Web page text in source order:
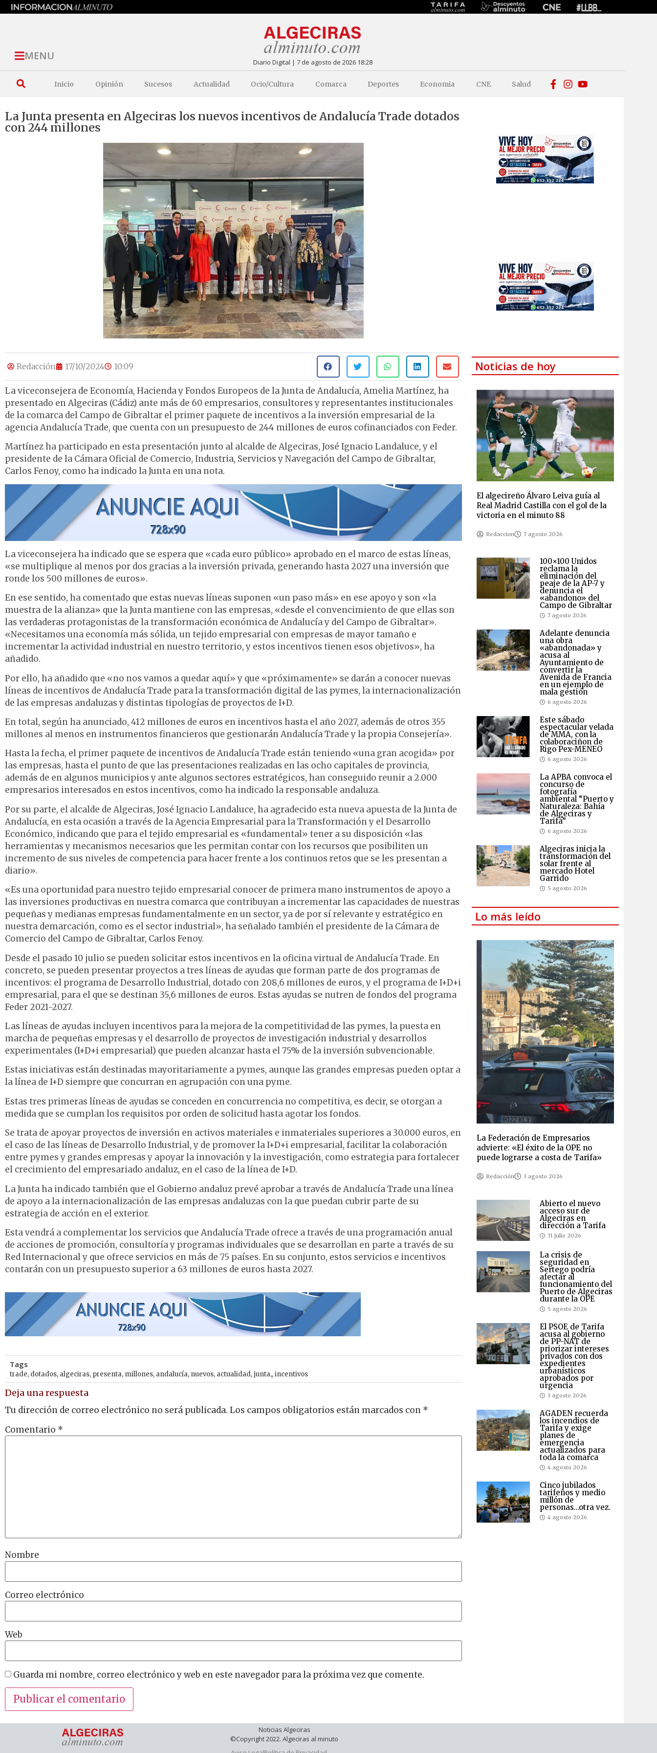
MENU Diario Digital | 7 de agosto de 2026 18:28
Inicio Opinión Sucesos Actualidad Ocio/Cultura Comarca Deportes Economia CNE Salud
La Junta presenta en Algeciras los nuevos incentivos de Andalucía Trade dotados
con 244 millones
Redacción 17/10/2024 10:09
La viceconsejera de Economía, Hacienda y Fondos Europeos de la Junta de Andalucía, Amelia Martínez, ha
presentado en Algeciras (Cádiz) ante más de 60 empresarios, consultores y representantes institucionales
de la comarca del Campo de Gibraltar el primer paquete de incentivos a la inversión empresarial de la
agencia Andalucía Trade, que cuenta con un presupuesto de 244 millones de euros cofinanciados con Feder.
Martínez ha participado en esta presentación junto al alcalde de Algeciras, José Ignacio Landaluce, y el
presidente de la Cámara Oficial de Comercio, Industria, Servicios y Navegación del Campo de Gibraltar,
Carlos Fenoy, como ha indicado la Junta en una nota.
La viceconsejera ha indicado que se espera que «cada euro público» aprobado en el marco de estas líneas,
«se multiplique al menos por dos gracias a la inversión privada, generando hasta 2027 una inversión que
ronde los 500 millones de euros».
En ese sentido, ha comentado que estas nuevas líneas suponen «un paso más» en ese apoyo y son «la
muestra de la alianza» que la Junta mantiene con las empresas, «desde el convencimiento de que ellas son
las verdaderas protagonistas de la transformación económica de Andalucía y del Campo de Gibraltar».
«Necesitamos una economía más sólida, un tejido empresarial con empresas de mayor tamaño e
incrementar la actividad industrial en nuestro territorio, y estos incentivos tienen esos objetivos», ha
añadido.
Por ello, ha añadido que «no nos vamos a quedar aquí» y que «próximamente» se darán a conocer nuevas
líneas de incentivos de Andalucía Trade para la transformación digital de las pymes, la internacionalización
de las empresas andaluzas y distintas tipologías de proyectos de I+D.
En total, según ha anunciado, 412 millones de euros en incentivos hasta el año 2027, además de otros 355
millones al menos en instrumentos financieros que gestionarán Andalucía Trade y la propia Consejería».
Hasta la fecha, el primer paquete de incentivos de Andalucía Trade están teniendo «una gran acogida» por
las empresas, hasta el punto de que las presentaciones realizadas en las ocho capitales de provincia,
además de en algunos municipios y ante algunos sectores estratégicos, han conseguido reunir a 2.000
empresarios interesados en estos incentivos, como ha indicado la responsable andaluza.
Por su parte, el alcalde de Algeciras, José Ignacio Landaluce, ha agradecido esta nueva apuesta de la Junta de
Andalucía, en esta ocasión a través de la Agencia Empresarial para la Transformación y el Desarrollo
Económico, indicando que para el tejido empresarial es «fundamental» tener a su disposición «las
herramientas y mecanismos necesarios que les permitan contar con los recursos que posibiliten un
incremento de sus niveles de competencia para hacer frente a los continuos retos que se les presentan a
diario».
«Es una oportunidad para nuestro tejido empresarial conocer de primera mano instrumentos de apoyo a
las inversiones productivas en nuestra comarca que contribuyan a incrementar las capacidades de nuestras
pequeñas y medianas empresas fundamentalmente en un sector, ya de por sí relevante y estratégico en
nuestra demarcación, como es el sector industrial», ha señalado también el presidente de la Cámara de
Comercio del Campo de Gibraltar, Carlos Fenoy.
Desde el pasado 10 julio se pueden solicitar estos incentivos en la oficina virtual de Andalucía Trade. En
concreto, se pueden presentar proyectos a tres líneas de ayudas que forman parte de dos programas de
incentivos: el programa de Desarrollo Industrial, dotado con 208,6 millones de euros, y el programa de I+D+i
empresarial, para el que se destinan 35,6 millones de euros. Estas ayudas se nutren de fondos del programa
Feder 2021-2027.
Las líneas de ayudas incluyen incentivos para la mejora de la competitividad de las pymes, la puesta en
marcha de pequeñas empresas y el desarrollo de proyectos de investigación industrial y desarrollos
experimentales (I+D+i empresarial) que pueden alcanzar hasta el 75% de la inversión subvencionable.
Estas iniciativas están destinadas mayoritariamente a pymes, aunque las grandes empresas pueden optar a
la línea de I+D siempre que concurran en agrupación con una pyme.
Estas tres primeras líneas de ayudas se conceden en concurrencia no competitiva, es decir, se otorgan a
medida que se cumplan los requisitos por orden de solicitud hasta agotar los fondos.
Se trata de apoyar proyectos de inversión en activos materiales e inmateriales superiores a 30.000 euros, en
el caso de las líneas de Desarrollo Industrial, y de promover la I+D+i empresarial, facilitar la colaboración
entre pymes y grandes empresas y apoyar la innovación y la investigación, como estrategia para fortalecer
el crecimiento del empresariado andaluz, en el caso de la línea de I+D.
La Junta ha indicado también que el Gobierno andaluz prevé aprobar a través de Andalucía Trade una línea
de apoyo a la internacionalización de las empresas andaluzas con la que puedan cubrir parte de su
estrategia de acción en el exterior.
Esta vendrá a complementar los servicios que Andalucía Trade ofrece a través de una programación anual
de acciones de promoción, consultoría y programas individuales que se desarrollan en parte a través de su
Red Internacional y que ofrece servicios en más de 75 países. En su conjunto, estos servicios e incentivos
contarán con un presupuesto superior a 63 millones de euros hasta 2027.
Tags
trade, dotados, algeciras, presenta, millones, andalucía, nuevos, actualidad,junta,,incentivos
Deja una respuesta
Tu dirección de correo electrónico no será publicada. Los campos obligatorios están marcados con *
Comentario *
Nombre
Correo electrónico
Web
Guarda mi nombre, correo electrónico y web en este navegador para la próxima vez que comente.
Noticias de hoy
El algecireño Álvaro Leiva guía al
Real Madrid Castilla con el gol de la
victoria en el minuto 88
Redaccion 7 agosto 2026
100×100 Unidos
reclama la
eliminación del
peaje de la AP-7 y
denuncia el
«abandono» del
Campo de Gibraltar
7 agosto 2026
Adelante denuncia
una obra
«abandonada» y
acusa al
Ayuntamiento de
convertir la
Avenida de Francia
en un ejemplo de
mala gestión
6 agosto 2026
Este sábado
espectacular velada
de MMA, con la
colaboraciñon de
Rigo Pex-MENEO
6 agosto 2026
La APBA convoca el
concurso de
fotografía
ambiental “Puerto y
Naturaleza: Bahía
de Algeciras y
Tarifa”
6 agosto 2026
Algeciras inicia la
transformación del
solar frente al
mercado Hotel
Garrido
5 agosto 2026
Lo más leído
La Federación de Empresarios
advierte: «El éxito de la OPE no
puede lograrse a costa de Tarifa»
Redacción 3 agosto 2026
Abierto el nuevo
acceso sur de
Algeciras en
dirección a Tarifa
31 julio 2026
La crisis de
seguridad en
Sertego podría
afectar al
funcionamiento del
Puerto de Algeciras
durante la OPE
5 agosto 2026
El PSOE de Tarifa
acusa al gobierno
de PP-NAT de
priorizar intereses
privados con dos
expedientes
urbanísticos
aprobados por
urgencia
3 agosto 2026
AGADEN recuerda
los incendios de
Tarifa y exige
planes de
emergencia
actualizados para
toda la comarca
4 agosto 2026
Cinco jubilados
tarifeños y medio
millón de
personas…otra vez.
4 agosto 2026
Noticias Algeciras
©Copyright 2022. Algeciras al minuto